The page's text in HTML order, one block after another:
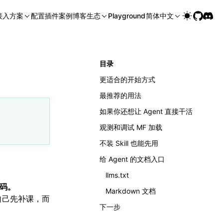
入方案 配置插件案例博客生态 Playground简体中文
。
先补课，而
目录
更适合的开始方式
最推荐的用法
如果你还想让 Agent 直接干活
观测和调试 MF 加载
不装 Skill 也能先用
给 Agent 的文档入口
llms.txt
Markdown 文档
下一步